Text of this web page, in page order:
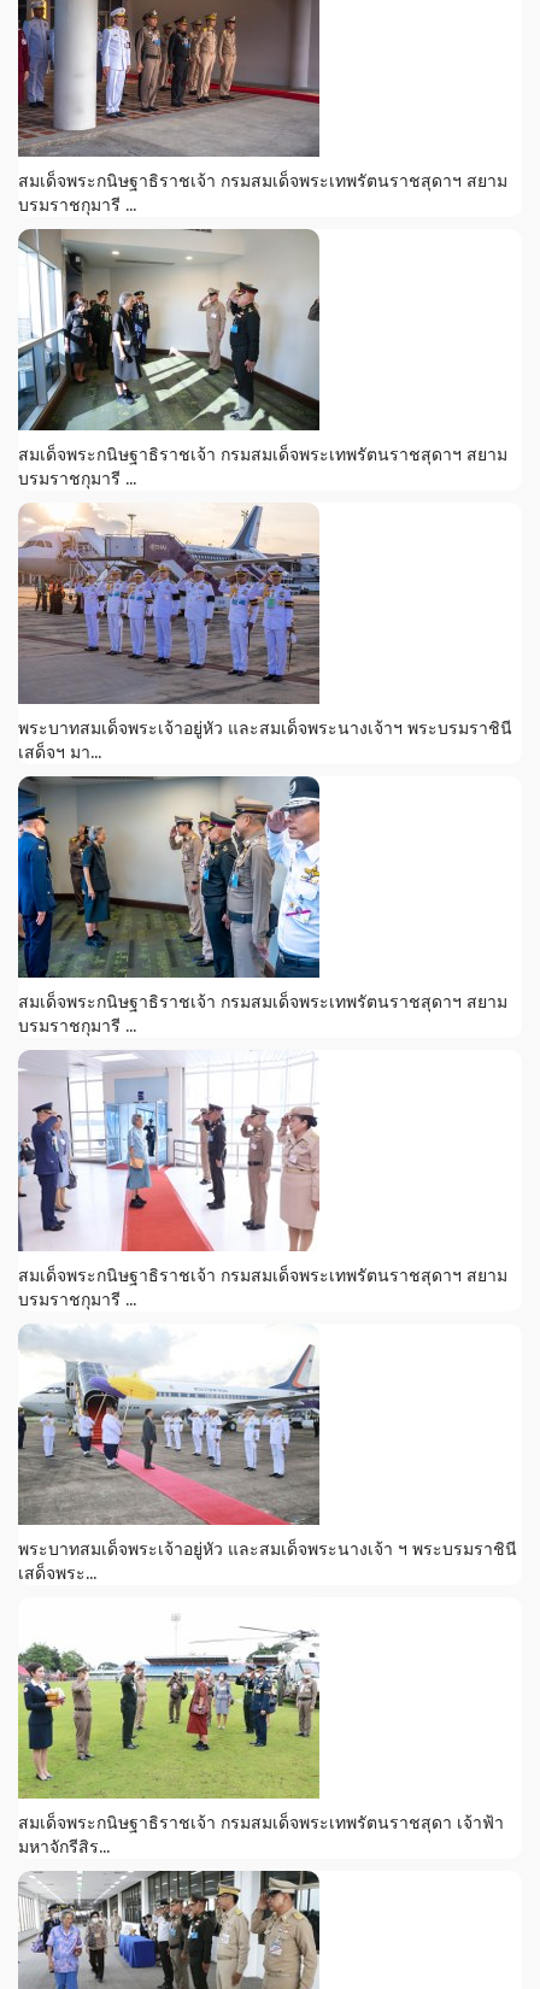
สมเด็จพระกนิษฐาธิราชเจ้า กรมสมเด็จพระเทพรัตนราชสุดาฯ สยาม
บรมราชกุมารี ...
สมเด็จพระกนิษฐาธิราชเจ้า กรมสมเด็จพระเทพรัตนราชสุดาฯ สยาม
บรมราชกุมารี ...
พระบาทสมเด็จพระเจ้าอยู่หัว และสมเด็จพระนางเจ้าฯ พระบรมราชินี
เสด็จฯ มา...
สมเด็จพระกนิษฐาธิราชเจ้า กรมสมเด็จพระเทพรัตนราชสุดาฯ สยาม
บรมราชกุมารี ...
สมเด็จพระกนิษฐาธิราชเจ้า กรมสมเด็จพระเทพรัตนราชสุดาฯ สยาม
บรมราชกุมารี ...
พระบาทสมเด็จพระเจ้าอยู่หัว และสมเด็จพระนางเจ้า ฯ พระบรมราชินี
เสด็จพระ...
สมเด็จพระกนิษฐาธิราชเจ้า กรมสมเด็จพระเทพรัตนราชสุดา เจ้าฟ้า
มหาจักรีสิร...